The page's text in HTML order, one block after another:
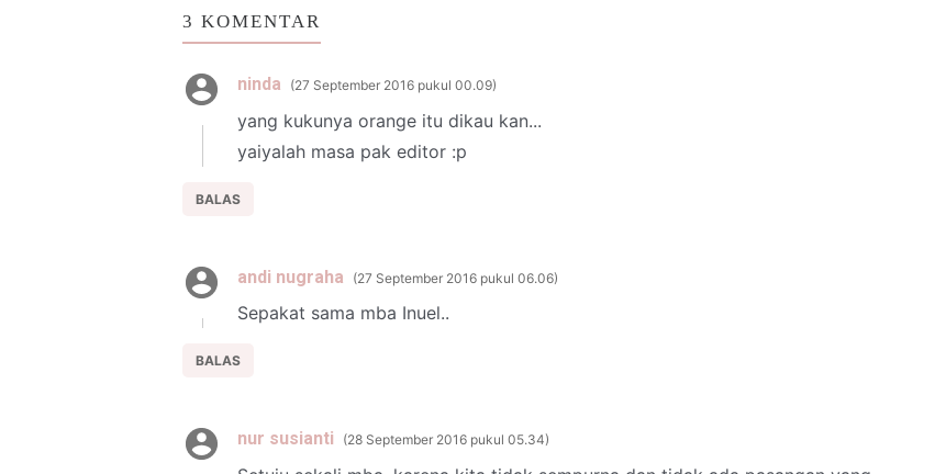
3 KOMENTAR
ninda 27 September 2016 pukul 00.09
yang kukunya orange itu dikau kan...
yaiyalah masa pak editor :p
BALAS
andi nugraha 27 September 2016 pukul 06.06
Sepakat sama mba Inuel..
BALAS
nur susianti 28 September 2016 pukul 05.34